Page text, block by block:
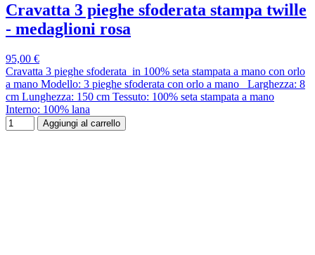
Cravatta 3 pieghe sfoderata stampa twille
- medaglioni rosa
95,00 €
Cravatta 3 pieghe sfoderata in 100% seta stampata a mano con orlo
a mano Modello: 3 pieghe sfoderata con orlo a mano Larghezza: 8
cm Lunghezza: 150 cm Tessuto: 100% seta stampata a mano
Interno: 100% lana
Aggiungi al carrello